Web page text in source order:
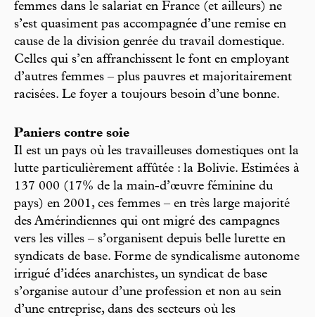
femmes dans le salariat en France (et ailleurs) ne
s’est quasiment pas accompagnée d’une remise en
cause de la division genrée du travail domestique.
Celles qui s’en affranchissent le font en employant
d’autres femmes – plus pauvres et majoritairement
racisées. Le foyer a toujours besoin d’une bonne.
Paniers contre soie
Il est un pays où les travailleuses domestiques ont la
lutte particulièrement affûtée : la Bolivie. Estimées à
137 000 (17% de la main-d’œuvre féminine du
pays) en 2001, ces femmes – en très large majorité
des Amérindiennes qui ont migré des campagnes
vers les villes – s’organisent depuis belle lurette en
syndicats de base. Forme de syndicalisme autonome
irrigué d’idées anarchistes, un syndicat de base
s’organise autour d’une profession et non au sein
d’une entreprise, dans des secteurs où les